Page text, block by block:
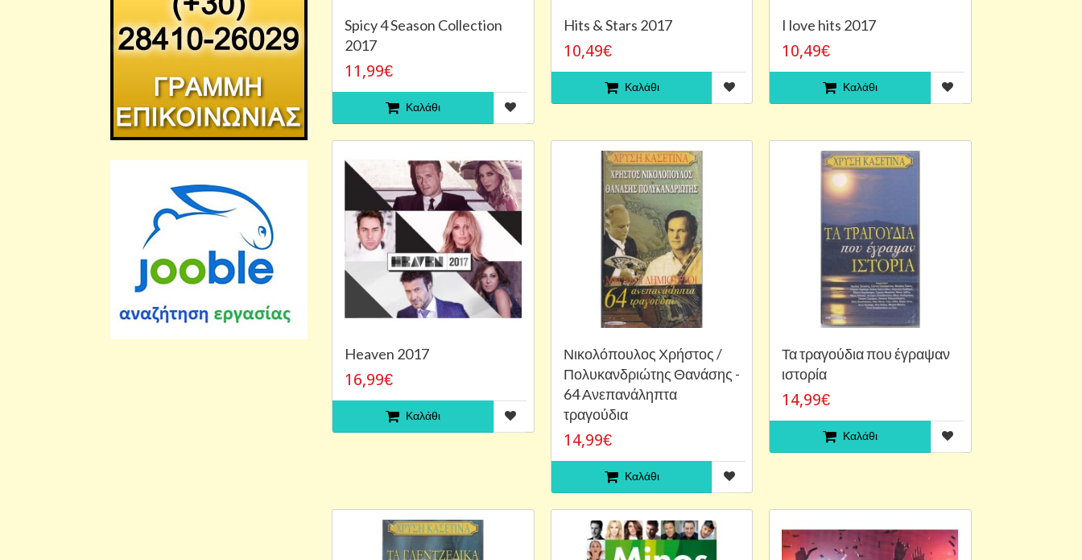
Spicy 4 Season Collection
2017
11,99€
Καλάθι
Hits & Stars 2017
10,49€
Καλάθι
I love hits 2017
10,49€
Καλάθι
Heaven 2017
16,99€
Καλάθι
Νικολόπουλος Χρήστος /
Πολυκανδριώτης Θανάσης -
64 Ανεπανάληπτα
τραγούδια
14,99€
Καλάθι
Τα τραγούδια που έγραψαν
ιστορία
14,99€
Καλάθι